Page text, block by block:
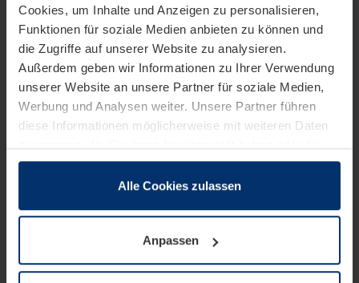
Cookies, um Inhalte und Anzeigen zu personalisieren,
Funktionen für soziale Medien anbieten zu können und
die Zugriffe auf unserer Website zu analysieren.
Außerdem geben wir Informationen zu Ihrer Verwendung
unserer Website an unsere Partner für soziale Medien,
Werbung und Analysen weiter. Unsere Partner führen
diese Informationen möglicherweise mit weiteren Daten
sie im Rahmen Ihrer Nutzung der Dienste gesammelt
wenn diese für den Betrieb dieser Seite unbedingt
notwendig sind. Für alle anderen Cookie-Typen benötigen
wir Ihre Erlaubnis. Ihre Einwilligung können Sie jederzeit
Alle Cookies zulassen
Anpassen